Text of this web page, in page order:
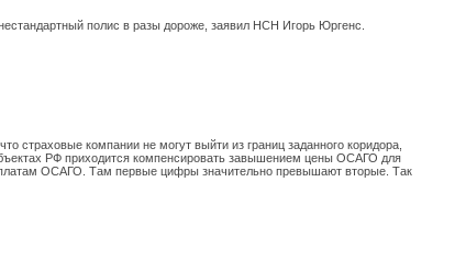
полис в разы дороже, заявил НСН Игорь Юргенс.
компании не могут выйти из границ заданного коридора,
РФ приходится компенсировать завышением цены ОСАГО для
ОСАГО. Там первые цифры значительно превышают вторые. Так